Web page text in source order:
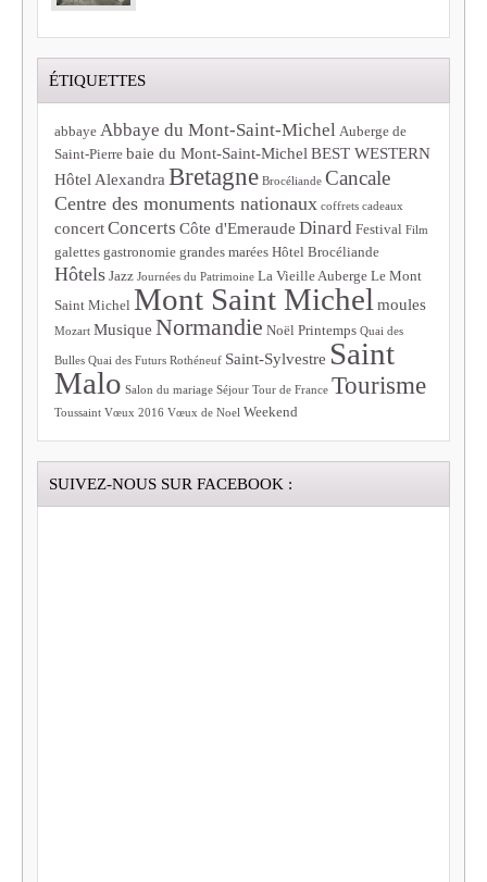
ÉTIQUETTES
abbaye Abbaye du Mont-Saint-Michel Auberge de
Saint-Pierre baie du Mont-Saint-Michel BEST WESTERN
Hôtel Alexandra Bretagne Brocéliande Cancale
Centre des monuments nationaux coffrets cadeaux
concertConcerts Côte d'Emeraude Dinard Festival Film
galettes gastronomie grandes marées Hôtel Brocéliande
Hôtels Jazz Journées du Patrimoine La Vieille Auberge Le Mont
Saint Michel Mont Saint Michel moules
Mozart Musique Normandie Noël Printemps Quai des
Bulles Quai des Futurs Rothéneuf Saint-Sylvestre Saint
Malo Salon du mariage Séjour Tour de France Tourisme
Toussaint Vœux 2016 Vœux de Noel Weekend
SUIVEZ-NOUS SUR FACEBOOK :